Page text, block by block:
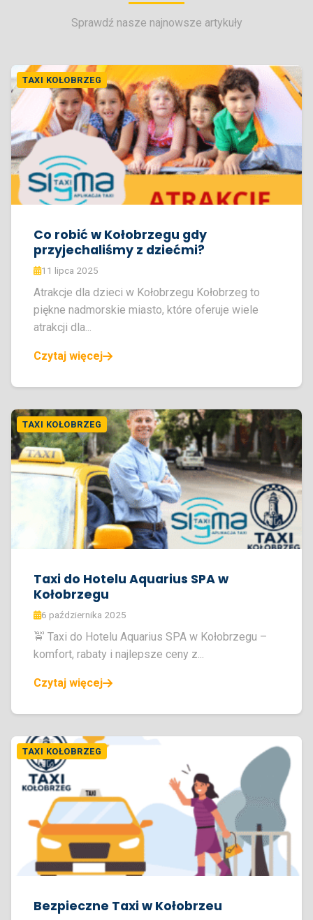
Sprawdź nasze najnowsze artykuły
TAXI KOŁOBRZEG
Co robić w Kołobrzegu gdy
przyjechaliśmy z dziećmi?
11 lipca 2025
Atrakcje dla dzieci w Kołobrzegu Kołobrzeg to
piękne nadmorskie miasto, które oferuje wiele
atrakcji dla...
Czytaj więcej
TAXI KOŁOBRZEG
Taxi do Hotelu Aquarius SPA w
Kołobrzegu
6 października 2025
🚖 Taxi do Hotelu Aquarius SPA w Kołobrzegu –
komfort, rabaty i najlepsze ceny z...
Czytaj więcej
TAXI KOŁOBRZEG
Bezpieczne Taxi w Kołobrzeu